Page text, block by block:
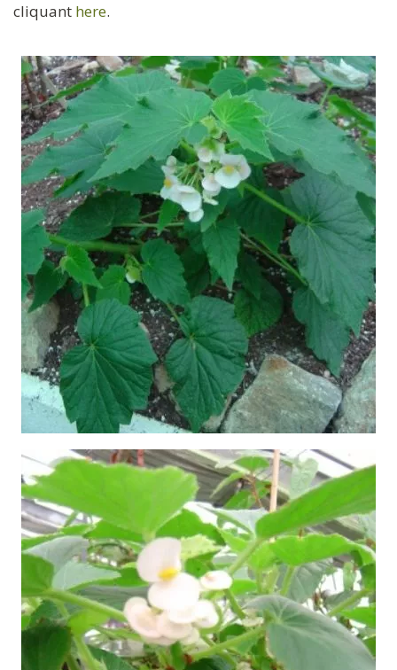
cliquant here.